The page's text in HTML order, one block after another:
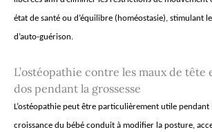
état de santé ou d’équilibre (homéostasie), stimulant
d’auto-guérison.
L’ostéopathie contre les maux de tête
dos pendant la grossesse
L’ostéopathie peut être particulièrement utile pendant
croissance du bébé conduit à modifier la posture,